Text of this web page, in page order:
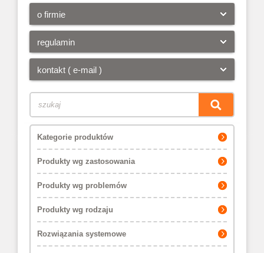
o firmie
regulamin
kontakt ( e-mail )
Kategorie produktów
Produkty wg zastosowania
Produkty wg problemów
Produkty wg rodzaju
Rozwiązania systemowe